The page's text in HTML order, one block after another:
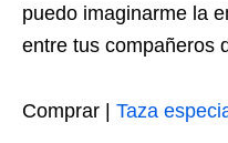
puedo imaginarme la
entre tus compañeros
Comprar | Taza